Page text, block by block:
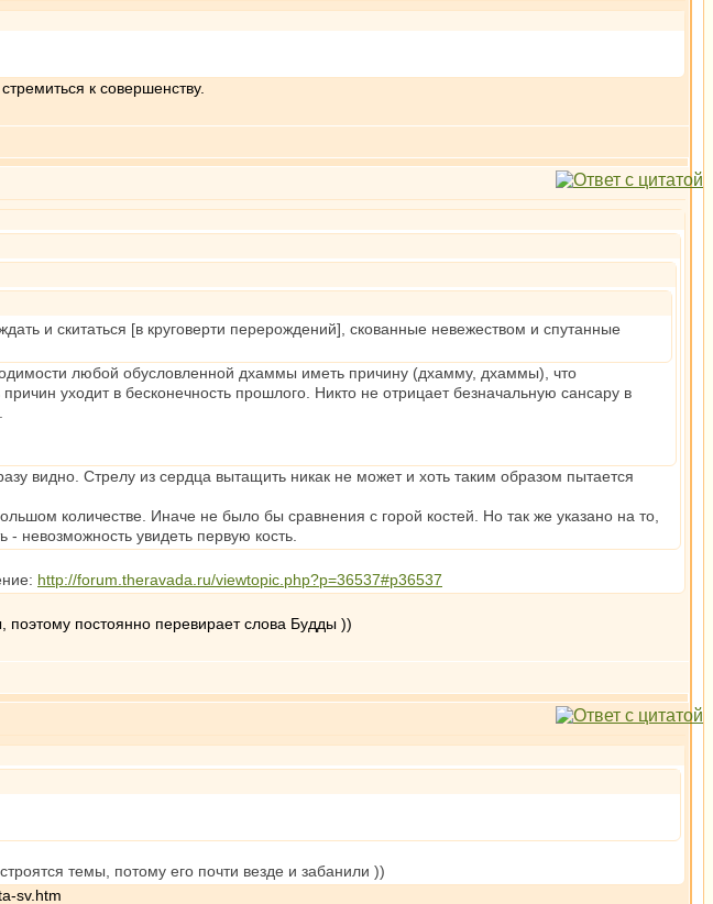
к совершенству.
и скитаться [в круговерти перерождений], скованные невежеством и спутанные
любой обусловленной дхаммы иметь причину (дхамму, дхаммы), что
уходит в бесконечность прошлого. Никто не отрицает безначальную сансару в
видно. Стрелу из сердца вытащить никак не может и хоть таким образом пытается
количестве. Иначе не было бы сравнения с горой костей. Но так же указано на то,
- невозможность увидеть первую кость.
http://forum.theravada.ru/viewtopic.php?p=36537#p36537
поэтому постоянно перевирает слова Будды ))
темы, потому его почти везде и забанили ))
sv.htm